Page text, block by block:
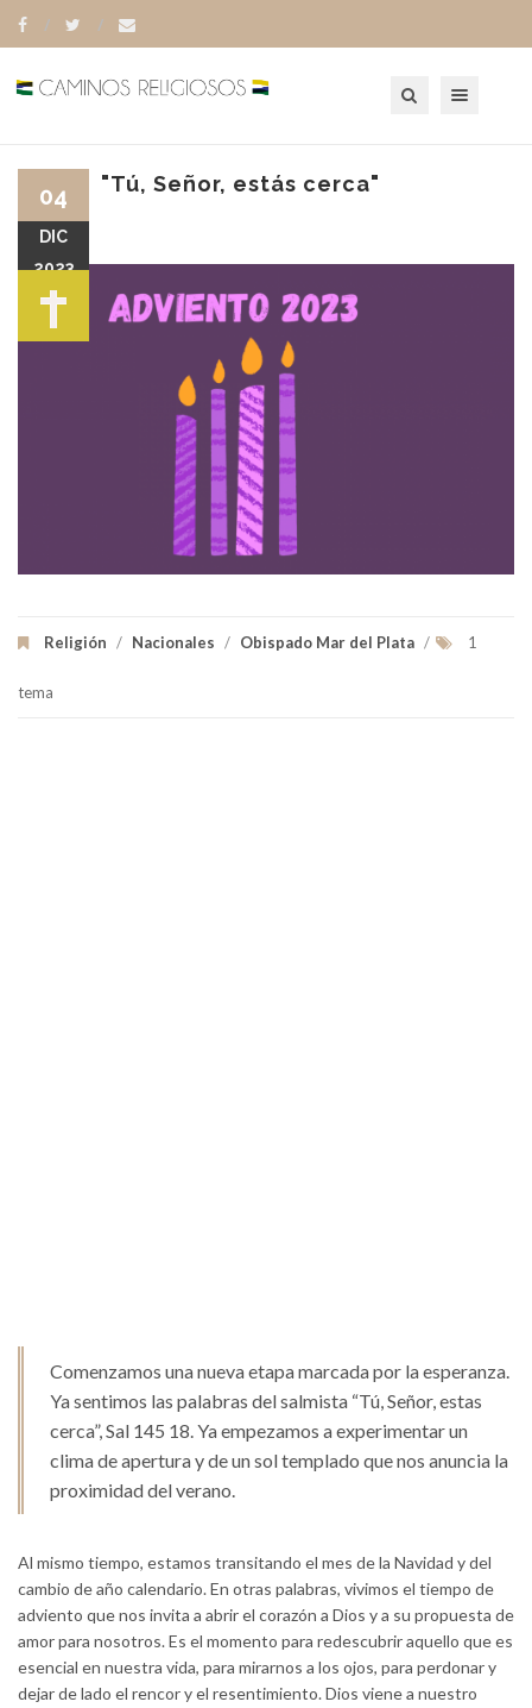
"Tú, Señor, estás cerca"
Religión / Nacionales / Obispado Mar del Plata / 1
tema
04
DIC
2023
Comenzamos una nueva etapa marcada por la esperanza.
Ya sentimos las palabras del salmista “Tú, Señor, estas
cerca”, Sal 145 18. Ya empezamos a experimentar un
clima de apertura y de un sol templado que nos anuncia la
proximidad del verano.
Al mismo tiempo, estamos transitando el mes de la Navidad y del
cambio de año calendario. En otras palabras, vivimos el tiempo de
adviento que nos invita a abrir el corazón a Dios y a su propuesta de
amor para nosotros. Es el momento para redescubrir aquello que es
esencial en nuestra vida, para mirarnos a los ojos, para perdonar y
dejar de lado el rencor y el resentimiento. Dios viene a nuestro